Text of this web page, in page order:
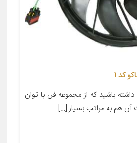
کد 1
باشید که از مجموعه فن با توان
آن هم به مراتب بسیار […]